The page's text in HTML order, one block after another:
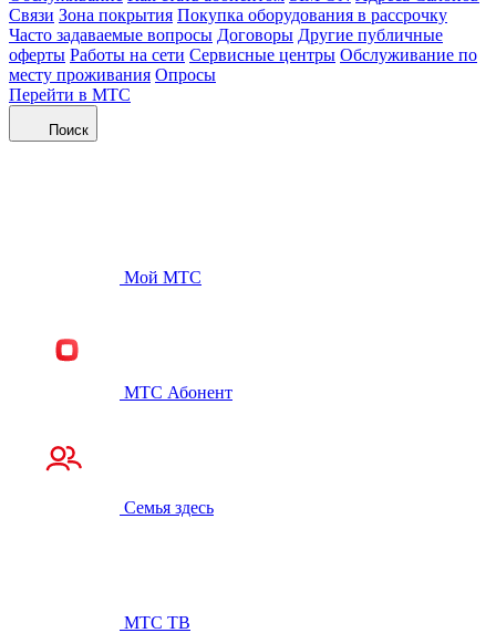
Связи Зона покрытия Покупка оборудования в рассрочку
Часто задаваемые вопросы Договоры Другие публичные
оферты Работы на сети Сервисные центры Обслуживание по
месту проживания Опросы
Перейти в МТС
Поиск
Мой МТС
МТС Абонент
Семья здесь
МТС ТВ